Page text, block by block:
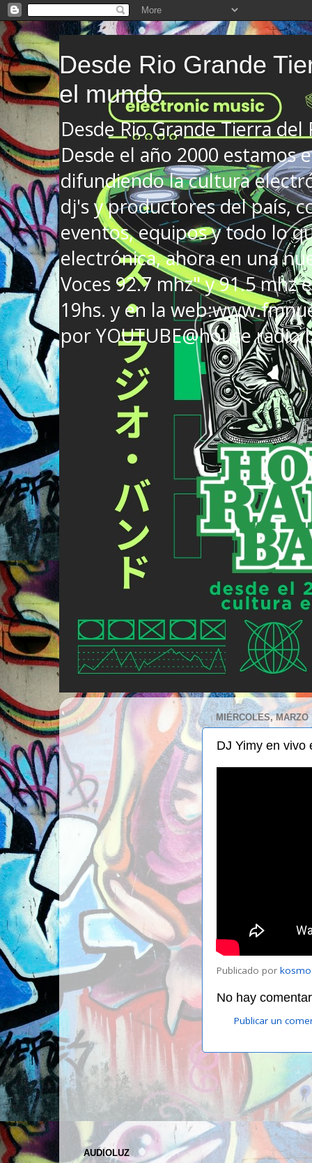
Desde Rio Grande
el mundo
Desde Rio Grande Tierra
Desde el año 2000 estamos
difundiendo la cultura
dj's y productores del país,
eventos, equipos y todo lo
electrónica, ahora en una
Voces 92.7 mhz" y 91.5 mhz
19hs. y en la
por YOUTUBE@house radio
MIÉRCOLES, MARZO
DJ Yimy en vivo
Publicado por
No hay
Publicar un
AUDIOLUZ